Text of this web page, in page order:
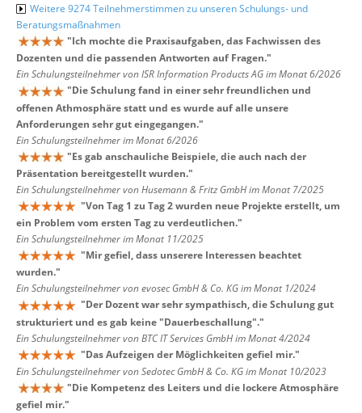
Weitere 9274 Teilnehmerstimmen zu unseren Schulungs- und
Beratungsmaßnahmen
"Ich mochte die Praxisaufgaben, das Fachwissen des
Dozenten und die passenden Antworten auf Fragen."
Ein Schulungsteilnehmer von ISR Information Products AG im Monat 6/2026
"Die Schulung fand in einer sehr freundlichen und
offenen Athmosphäre statt und es wurde auf alle unsere
Anforderungen sehr gut eingegangen."
Ein Schulungsteilnehmer im Monat 6/2026
"Es gab anschauliche Beispiele, die auch nach der
Präsentation bereitgestellt wurden."
Ein Schulungsteilnehmer von Husemann & Fritz GmbH im Monat 7/2025
"Von Tag 1 zu Tag 2 wurden neue Projekte erstellt, um
ein Problem vom ersten Tag zu verdeutlichen."
Ein Schulungsteilnehmer im Monat 11/2025
"Mir gefiel, dass unserere Interessen beachtet
wurden."
Ein Schulungsteilnehmer von evosec GmbH & Co. KG im Monat 1/2024
"Der Dozent war sehr sympathisch, die Schulung gut
strukturiert und es gab keine "Dauerbeschallung"."
Ein Schulungsteilnehmer von BTC IT Services GmbH im Monat 4/2024
"Das Aufzeigen der Möglichkeiten gefiel mir."
Ein Schulungsteilnehmer von Sedotec GmbH & Co. KG im Monat 10/2023
"Die Kompetenz des Leiters und die lockere Atmosphäre
gefiel mir."